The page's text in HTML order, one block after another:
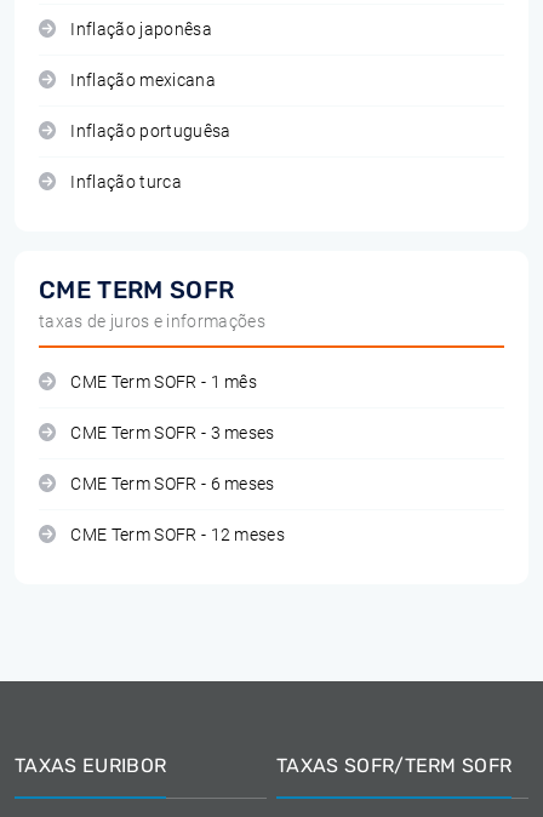
Inflação japonêsa
Inflação mexicana
Inflação portuguêsa
Inflação turca
CME TERM SOFR
taxas de juros e informações
CME Term SOFR - 1 mês
CME Term SOFR - 3 meses
CME Term SOFR - 6 meses
CME Term SOFR - 12 meses
TAXAS EURIBOR TAXAS SOFR/TERM SOFR